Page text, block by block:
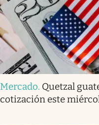
Mercado. Quetzal
cotización este